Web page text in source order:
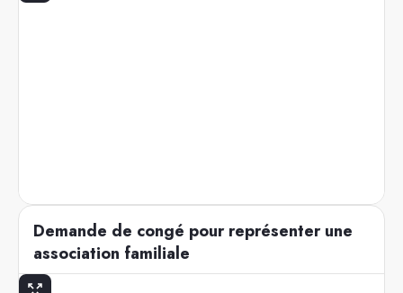
Demande de congé pour représenter une
association familiale